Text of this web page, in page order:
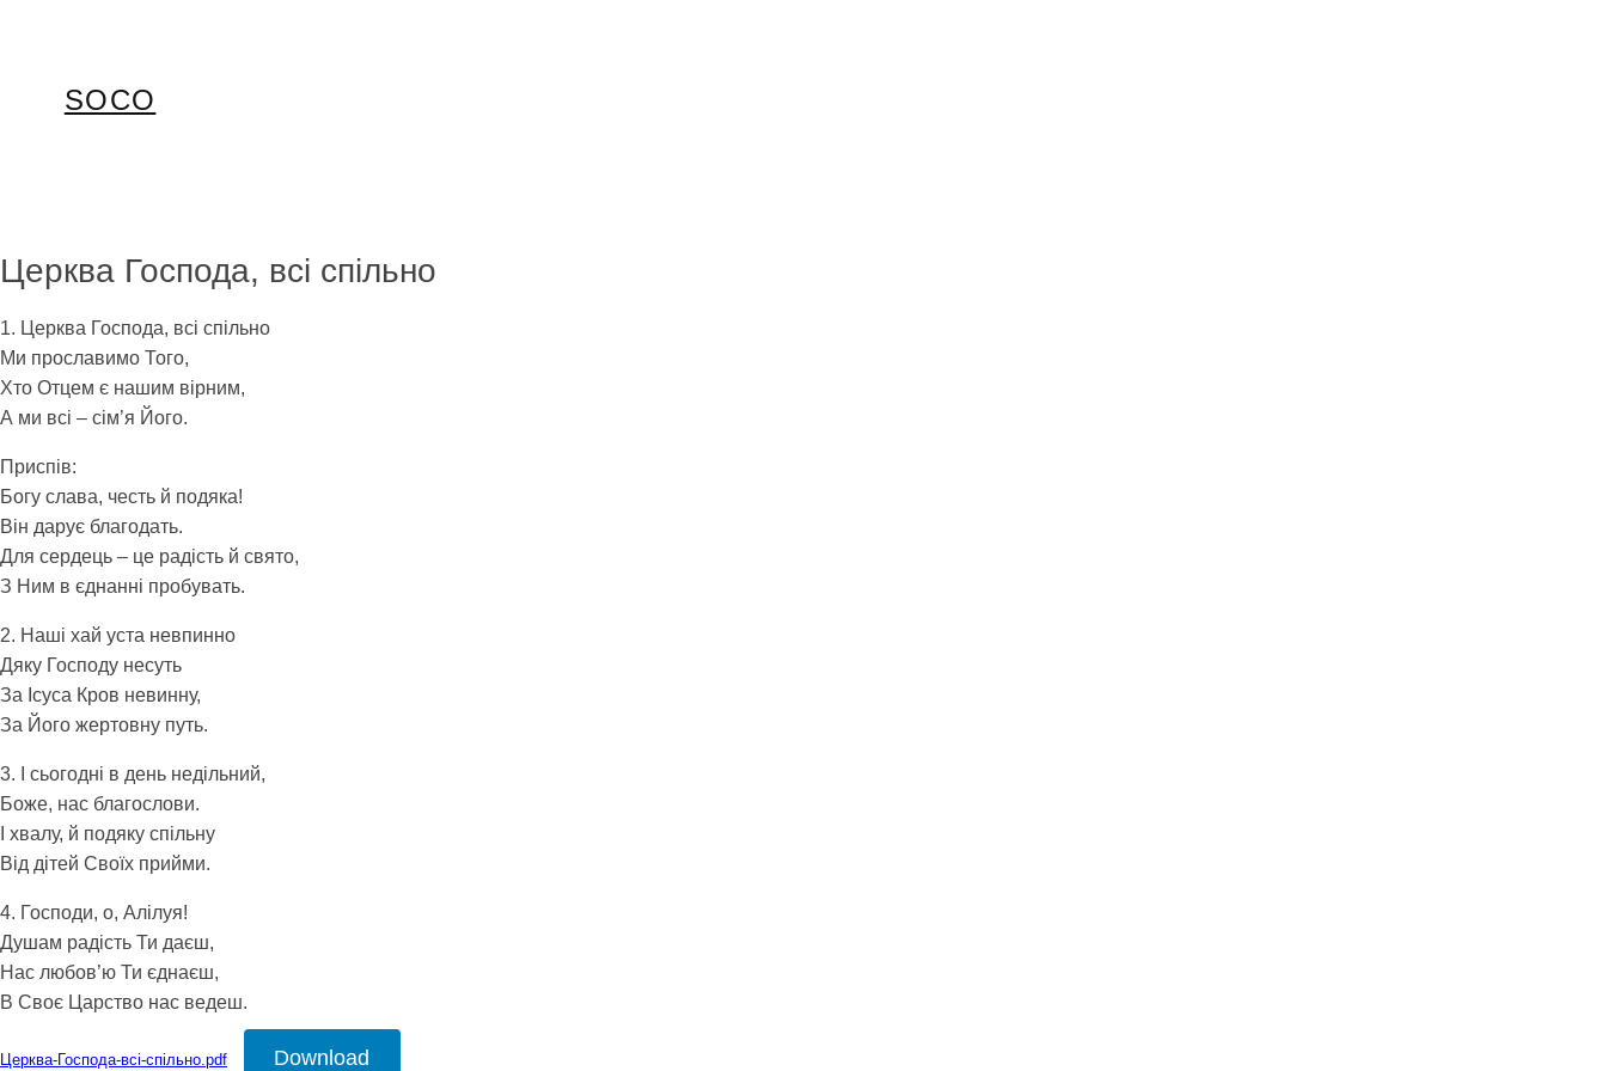
SOCO
Церква Господа, всі спільно
1. Церква Господа, всі спільно
Ми прославимо Того,
Хто Отцем є нашим вірним,
А ми всі – сім’я Його.
Приспів:
Богу слава, честь й подяка!
Він дарує благодать.
Для сердець – це радість й свято,
З Ним в єднанні пробувать.
2. Наші хай уста невпинно
Дяку Господу несуть
За Ісуса Кров невинну,
За Його жертовну путь.
3. І сьогодні в день недільний,
Боже, нас благослови.
І хвалу, й подяку спільну
Від дітей Своїх прийми.
4. Господи, о, Алілуя!
Душам радість Ти даєш,
Нас любов’ю Ти єднаєш,
В Своє Царство нас ведеш.
Церква-Господа-всі-спільно.pdf Download